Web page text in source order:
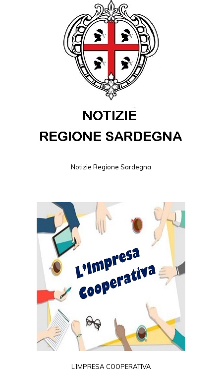
Notizie Regione Sardegna
L’IMPRESA COOPERATIVA